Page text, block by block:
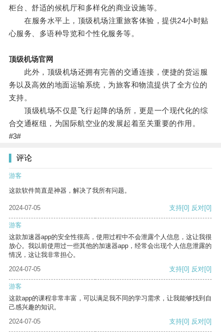
柜台、舒适的候机厅和多样化的商业设施等。
在服务水平上，顶级机场注重旅客体验，提供24小时贴
心服务、多语种导览和个性化服务等。
顶级机场官网
此外，顶级机场还拥有完善的交通连接，便捷的货运服
务以及高效的地面运输系统，为旅客和物流提供了全方位的
支持。
顶级机场不仅是飞行起降的场所，更是一个现代化的综
合交通枢纽，为国际航空业的发展起着至关重要的作用。
#3#
评论
游客
这款软件简直是神器，解决了我所有问题。
2024-07-05 支持[0] 反对[0]
游客
这款加速器app的安全性很高，使用过程中不会泄露个人信息，这让我很
放心。我以前使用过一些其他的加速器app，经常会出现个人信息泄露的
情况，这让我非常担心。
2024-07-05
支持[0] 反对[0]
游客
这款app的课程非常丰富，可以满足我不同的学习需求，让我能够找到自
己感兴趣的知识。
2024-07-05
支持[0] 反对[0]